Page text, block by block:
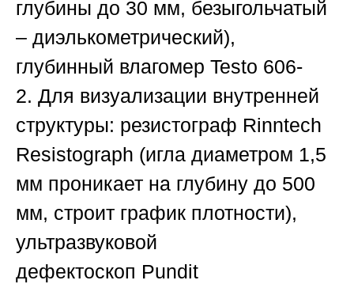
глубины до 30 мм, безыгольчатый
– диэлькометрический),
глубинный влагомер Testo 606-
2. Для визуализации внутренней
структуры: резистограф Rinntech
Resistograph (игла диаметром 1,5
мм проникает на глубину до 500
мм, строит график плотности),
ультразвуковой
дефектоскоп Pundit